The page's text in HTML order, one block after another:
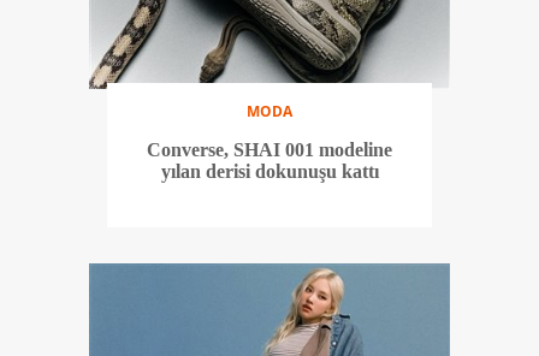
MODA
Converse, SHAI 001 modeline
yılan derisi dokunuşu kattı